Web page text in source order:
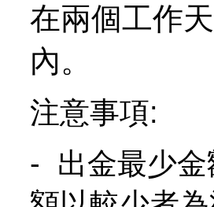
在兩個工作
內。
注意事項:
- 出金最少金